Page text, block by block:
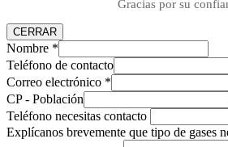
Gracias por su
CERRAR
Nombre *
Teléfono de contacto
Correo electrónico *
CP - Población
Teléfono necesitas contacto
Explícanos brevemente que tipo de gases